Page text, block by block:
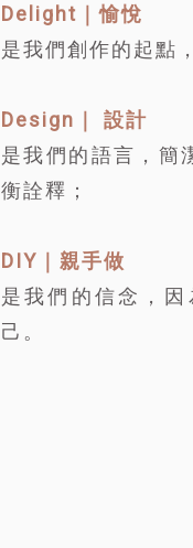
Delight｜愉悅
是我們創作的起點
Design｜ 設計
是我們的語言，簡
衡詮釋；
DIY｜親手做
是我們的信念，
己。